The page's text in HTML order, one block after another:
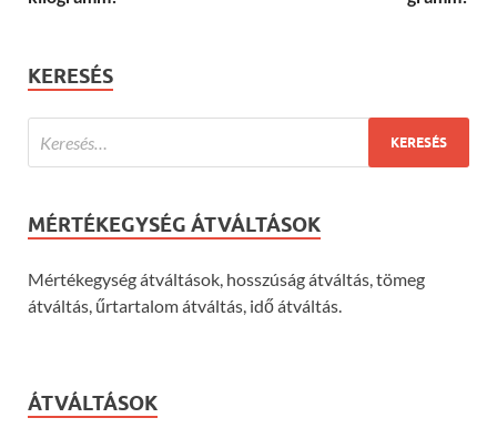
KERESÉS
MÉRTÉKEGYSÉG ÁTVÁLTÁSOK
Mértékegység átváltások, hosszúság átváltás, tömeg
átváltás, űrtartalom átváltás, idő átváltás.
ÁTVÁLTÁSOK